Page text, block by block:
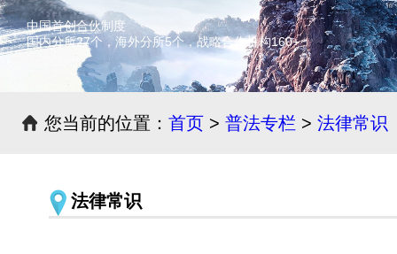
中国首创合伙制度
国内分所27个，海外分所5个，战略合作机构160+
您当前的位置： 首页 > 普法专栏 > 法律常识
法律常识